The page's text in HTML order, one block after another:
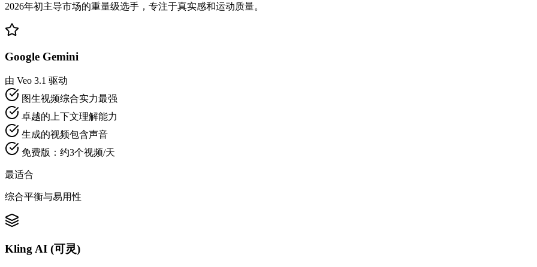
2026年初主导市场的重量级选手，专注于真实感和运动质量。
Google Gemini
由 Veo 3.1 驱动
图生视频综合实力最强
卓越的上下文理解能力
生成的视频包含声音
免费版：约3个视频/天
最适合
综合平衡与易用性
Kling AI (可灵)